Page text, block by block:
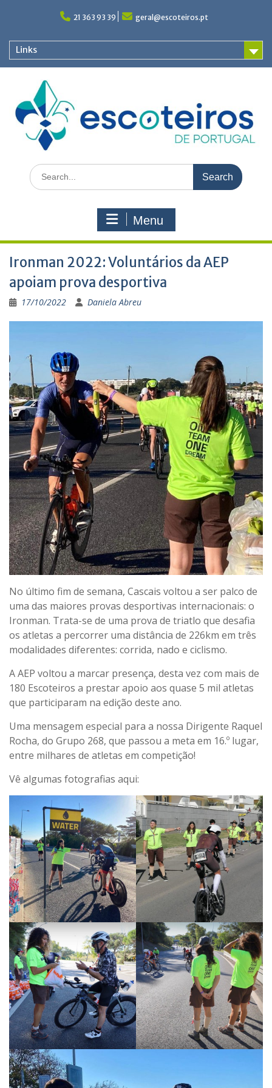
21 363 93 39 geral@escoteiros.pt
Links
Search
for:
Menu
Ironman 2022: Voluntários da AEP
apoiam prova desportiva
17/10/2022 Daniela Abreu
No último fim de semana, Cascais voltou a ser palco de
uma das maiores provas desportivas internacionais: o
Ironman. Trata-se de uma prova de triatlo que desafia
os atletas a percorrer uma distância de 226km em três
modalidades diferentes: corrida, nado e ciclismo.
A AEP voltou a marcar presença, desta vez com mais de
180 Escoteiros a prestar apoio aos quase 5 mil atletas
que participaram na edição deste ano.
Uma mensagem especial para a nossa Dirigente Raquel
Rocha, do Grupo 268, que passou a meta em 16.º lugar,
entre milhares de atletas em competição!
Vê algumas fotografias aqui: